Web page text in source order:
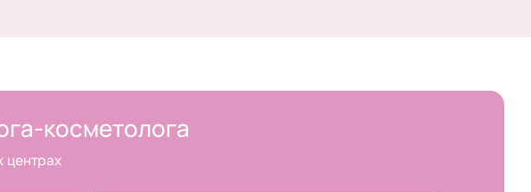
косметолога